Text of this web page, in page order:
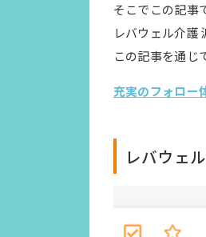
そこでこの記事
レバウェル介護
この記事を通じ
充実のフォロー
レバウェ